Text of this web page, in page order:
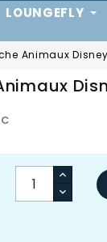
LOUNGEFLY
Animaux